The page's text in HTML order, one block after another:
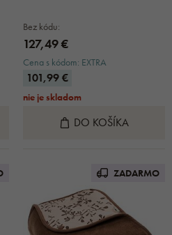
Bez kódu:
127,49 €
Cena s kódom: EXTRA
101,99 €
nie je skladom
DO KOŠÍKA
ZADARMO